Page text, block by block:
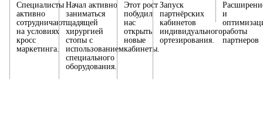
Специалисты
активно
сотрудничают
на условиях
кросс
маркетинга.
Начал активно
заниматься
щадящей
хирургией
стопы с
использованием
специального
оборудования.
Этот рост
побудил
нас
открыть
новые
кабинеты.
Запуск
партнёрских
кабинетов
индивидуального
ортезирования.
и
работы
партнеров